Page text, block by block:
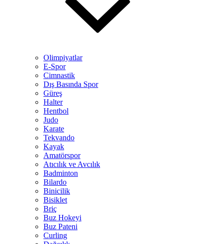
Olimpiyatlar
E-Spor
Cimnastik
Dış Basında Spor
Güreş
Halter
Hentbol
Judo
Karate
Tekvando
Kayak
Amatörspor
Atıcılık ve Avcılık
Badminton
Bilardo
Binicilik
Bisiklet
Briç
Buz Hokeyi
Buz Pateni
Curling